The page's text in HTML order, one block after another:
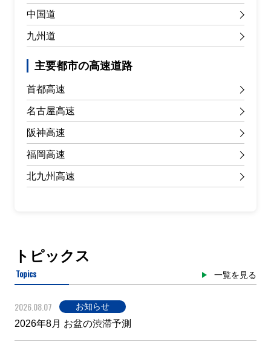
中国道
九州道
主要都市の高速道路
首都高速
名古屋高速
阪神高速
福岡高速
北九州高速
トピックス
Topics 一覧を見る
2026.08.07 お知らせ
2026年8月 お盆の渋滞予測